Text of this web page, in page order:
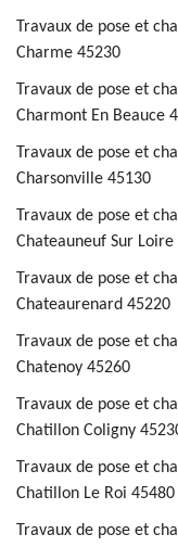
Travaux de pose et
Charme 45230
Travaux de pose et
Charmont En Beauce
Travaux de pose et
Charsonville 45130
Travaux de pose et
Chateauneuf Sur Loire
Travaux de pose et
Chateaurenard 45220
Travaux de pose et
Chatenoy 45260
Travaux de pose et
Chatillon Coligny
Travaux de pose et
Chatillon Le Roi 45480
Travaux de pose et